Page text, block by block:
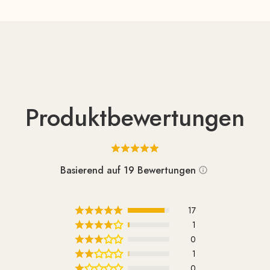
Produktbewertungen
Basierend auf 19 Bewertungen
17
1
0
1